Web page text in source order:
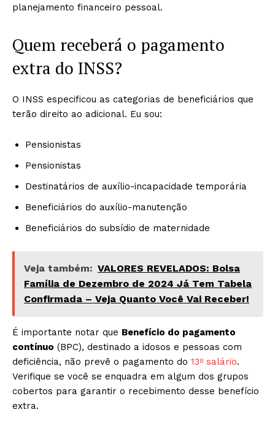
planejamento financeiro pessoal.
Quem receberá o pagamento
extra do INSS?
O INSS especificou as categorias de beneficiários que
terão direito ao adicional. Eu sou:
Pensionistas
Pensionistas
Destinatários de auxílio-incapacidade temporária
Beneficiários do auxílio-manutenção
Beneficiários do subsídio de maternidade
Veja também: VALORES REVELADOS: Bolsa
Família de Dezembro de 2024 Já Tem Tabela
Confirmada – Veja Quanto Você Vai Receber!
É importante notar que Benefício do pagamento
contínuo (BPC), destinado a idosos e pessoas com
deficiência, não prevê o pagamento do 13º salário.
Verifique se você se enquadra em algum dos grupos
cobertos para garantir o recebimento desse benefício
extra.